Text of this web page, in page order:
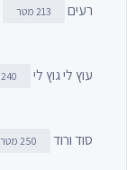
רעים 213 מטר
עוץ לי גוץ לי 240 מטר
סוד ורוד 250 מטר